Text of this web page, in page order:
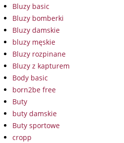
Bluzy basic
Bluzy bomberki
Bluzy damskie
bluzy męskie
Bluzy rozpinane
Bluzy z kapturem
Body basic
born2be free
Buty
buty damskie
Buty sportowe
cropp